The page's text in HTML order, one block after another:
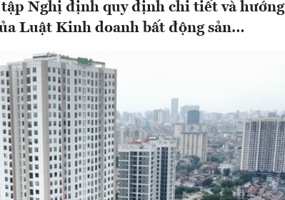
Nghị định quy định chi tiết và hướng
Luật Kinh doanh bất động sản…